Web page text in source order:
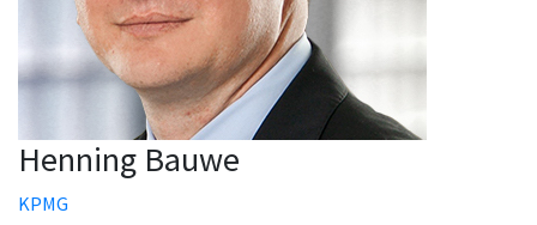
Henning Bauwe
KPMG